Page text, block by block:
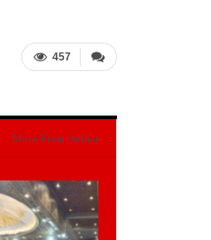
457
More From Author